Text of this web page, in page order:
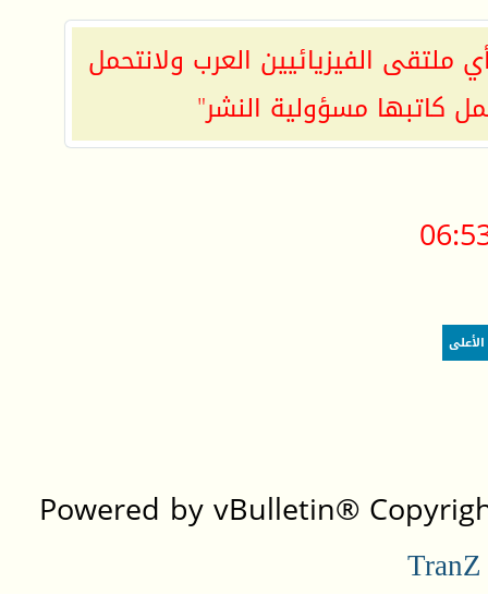
ملتقى الفيزيائيين العرب ولانتحمل
كاتبها مسؤولية النشر"
الأعلى
Powered by vBulletin®